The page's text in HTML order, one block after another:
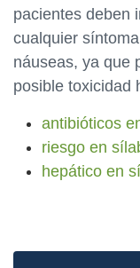
pacientes deben
cualquier
náuseas, ya que
posible toxicidad
antibióticos
riesgo en
hepático en